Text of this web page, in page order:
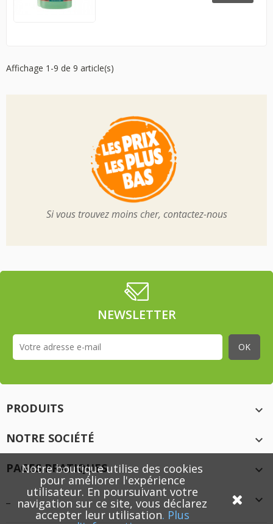
Affichage 1-9 de 9 article(s)
Si vous trouvez moins cher, contactez-nous
NEWSLETTER
PRODUITS

NOTRE SOCIÉTÉ

PAGES PRATIQUES


Notre boutique utilise des cookies
pour améliorer l'expérience
utilisateur. En poursuivant votre
navigation sur ce site, vous déclarez
accepter leur utilisation. Plus